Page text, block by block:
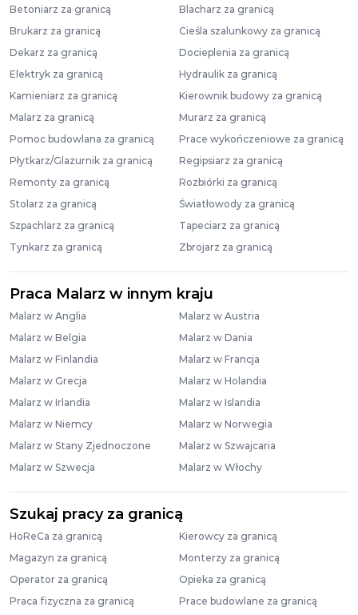
Betoniarz za granicą
Blacharz za granicą
Brukarz za granicą
Cieśla szalunkowy za granicą
Dekarz za granicą
Docieplenia za granicą
Elektryk za granicą
Hydraulik za granicą
Kamieniarz za granicą
Kierownik budowy za granicą
Malarz za granicą
Murarz za granicą
Pomoc budowlana za granicą
Prace wykończeniowe za granicą
Płytkarz/Glazurnik za granicą
Regipsiarz za granicą
Remonty za granicą
Rozbiórki za granicą
Stolarz za granicą
Światłowody za granicą
Szpachlarz za granicą
Tapeciarz za granicą
Tynkarz za granicą
Zbrojarz za granicą
Praca Malarz w innym kraju
Malarz w Anglia
Malarz w Austria
Malarz w Belgia
Malarz w Dania
Malarz w Finlandia
Malarz w Francja
Malarz w Grecja
Malarz w Holandia
Malarz w Irlandia
Malarz w Islandia
Malarz w Niemcy
Malarz w Norwegia
Malarz w Stany Zjednoczone
Malarz w Szwajcaria
Malarz w Szwecja
Malarz w Włochy
Szukaj pracy za granicą
HoReCa za granicą
Kierowcy za granicą
Magazyn za granicą
Monterzy za granicą
Operator za granicą
Opieka za granicą
Praca fizyczna za granicą
Prace budowlane za granicą